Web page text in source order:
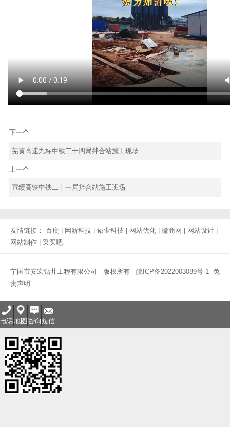
下一个
芜黄高速九标中铁二十四局拌合站施工现场
上一个
宣绩高铁中铁二十一局拌合站施工班场
友情链接： 百度 | 网新科技 | 诏业科技 | 网站优化 | 徽商网 | 网站设计 |
网站制作 | 采买吧
宁国市安宏钻井工程有限公司 版权所有 皖ICP备2022003089号-1
免
责声明
电话地图 咨询短信